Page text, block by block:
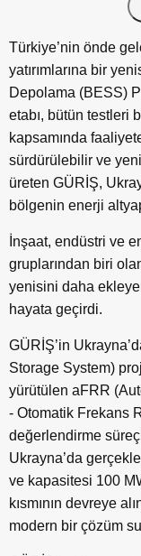
Türkiye’nin önde
yatırımlarına bir
Depolama (BESS)
etabı, bütün testleri
kapsamında
sürdürülebilir ve
üreten GÜRİŞ,
bölgenin enerji
İnşaat, endüstri ve
gruplarından biri
yenisini daha
hayata geçirdi.
GÜRİŞ’in
Storage System)
yürütülen aFRR
- Otomatik Frekans
değerlendirme
Ukrayna’da
ve kapasitesi 100
kısmının devreye
modern bir çözüm